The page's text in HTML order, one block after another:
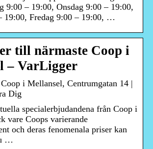
9:00 – 19:00, Onsdag 9:00 – 19:00,
19:00, Fredag 9:00 – 19:00, …
till närmaste Coop i
– VarLigger
i Mellansel, Centrumgatan 14 |
Dig
specialerbjudandena från Coop i
vare Coops varierande
och deras fenomenala priser kan
…